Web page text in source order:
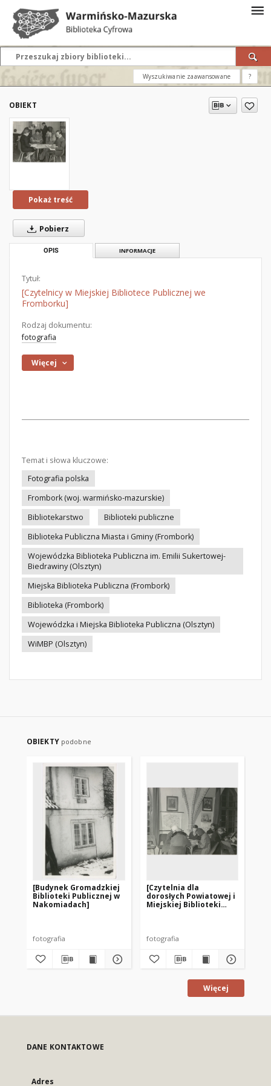
Wyszukiwanie zaawansowane ?
OBIEKT
Pokaż treść
Pobierz
OPIS INFORMACJE
Tytuł:
[Czytelnicy w Miejskiej Bibliotece Publicznej we
Fromborku]
Rodzaj dokumentu:
fotografia
Więcej
Temat i słowa kluczowe:
Fotografia polska
Frombork (woj. warmińsko-mazurskie)
Bibliotekarstwo
Biblioteki publiczne
Biblioteka Publiczna Miasta i Gminy (Frombork)
Wojewódzka Biblioteka Publiczna im. Emilii Sukertowej-
Biedrawiny (Olsztyn)
Miejska Biblioteka Publiczna (Frombork)
Biblioteka (Frombork)
Wojewódzka i Miejska Biblioteka Publiczna (Olsztyn)
WiMBP (Olsztyn)
OBIEKTY podobne
[Budynek Gromadzkiej
Biblioteki Publicznej w
Nakomiadach]
fotografia
[Czytelnia dla
dorosłych Powiatowej i
Miejskiej Biblioteki
fotografia
Więcej
DANE KONTAKTOWE
Adres